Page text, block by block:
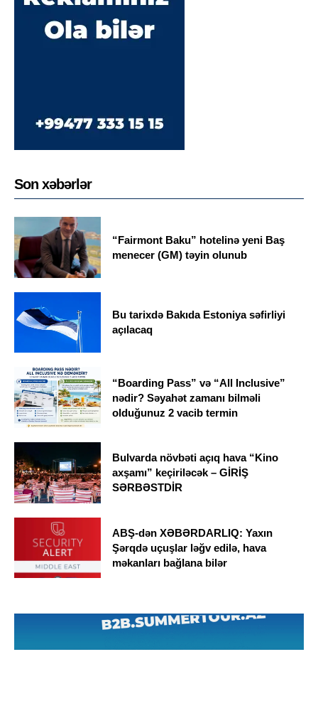
Son xəbərlər
“Fairmont Baku” hotelinə yeni Baş
menecer (GM) təyin olunub
Bu tarixdə Bakıda Estoniya səfirliyi
açılacaq
“Boarding Pass” və “All Inclusive”
nədir? Səyahət zamanı bilməli
olduğunuz 2 vacib termin
Bulvarda növbəti açıq hava “Kino
axşamı” keçiriləcək – GİRİŞ
SƏRBƏSTDİR
ABŞ-dən XƏBƏRDARLIQ: Yaxın
Şərqdə uçuşlar ləğv edilə, hava
məkanları bağlana bilər